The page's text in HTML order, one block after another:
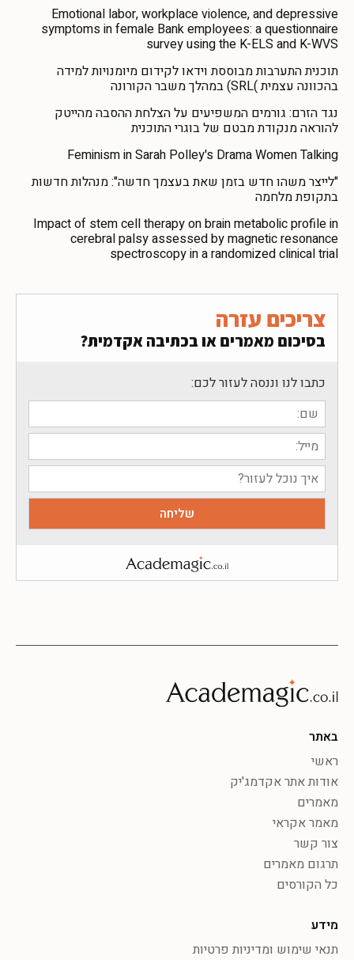
Emotional labor, workplace violence, and depressive
symptoms in female Bank employees: a questionnaire
survey using the K-ELS and K-WVS
תוכנית התערבות מבוססת וידאו לקידום מיומנויות למידה
בהכוונה עצמית )SRL) במהלך משבר הקורונה
נגד הזרם: גורמים המשפיעים על הצלחת ההסבה מהייטק
להוראה מנקודת מבטם של בוגרי התוכנית
Feminism in Sarah Polley's Drama Women Talking
"לייצר משהו חדש בזמן שאת בעצמך חדשה": מנהלות חדשות
בתקופת מלחמה
Impact of stem cell therapy on brain metabolic profile in
cerebral palsy assessed by magnetic resonance
spectroscopy in a randomized clinical trial
צריכים עזרה
בסיכום מאמרים או בכתיבה אקדמית?
כתבו לנו וננסה לעזור לכם:
באתר
ראשי
אודות אתר אקדמג'יק
מאמרים
מאמר אקראי
צור קשר
תרגום מאמרים
כל הקורסים
מידע
תנאי שימוש ומדיניות פרטיות